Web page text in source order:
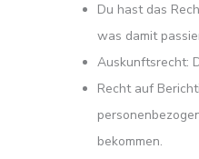
Du hast das
was damit
Auskunftsrecht:
Recht auf
bekommen.